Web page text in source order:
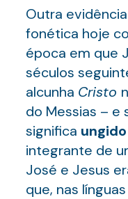
Outra
fonética hoje
época em que
séculos
alcunha Cristo
do Messias – e
significa
integrante de
José e Jesus
que, nas